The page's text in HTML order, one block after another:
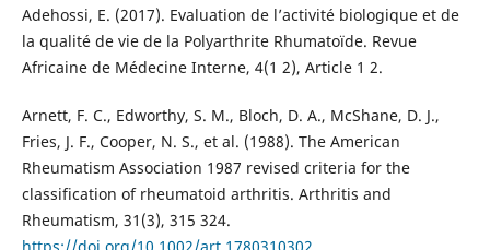
Adehossi, E. (2017). Evaluation de l’activité biologique et de
la qualité de vie de la Polyarthrite Rhumatoïde. Revue
Africaine de Médecine Interne, 4(1 2), Article 1 2.
Arnett, F. C., Edworthy, S. M., Bloch, D. A., McShane, D. J.,
Fries, J. F., Cooper, N. S., et al. (1988). The American
Rheumatism Association 1987 revised criteria for the
classification of rheumatoid arthritis. Arthritis and
Rheumatism, 31(3), 315 324.